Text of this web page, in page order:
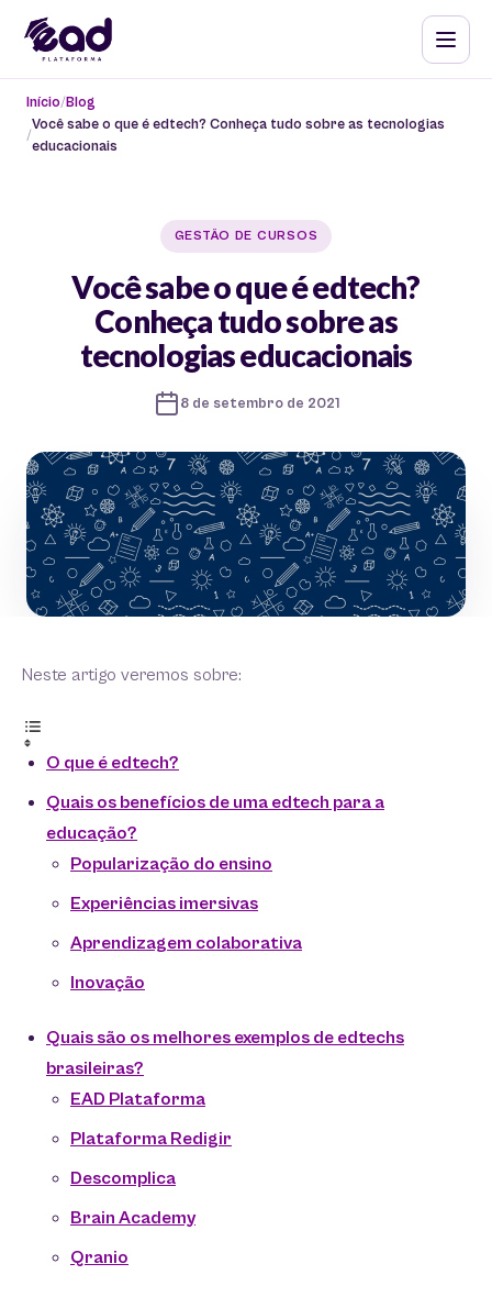
Início Blog
Você sabe o que é edtech? Conheça tudo sobre as tecnologias
educacionais
GESTÃO DE CURSOS
Você sabe o que é edtech?
Conheça tudo sobre as
tecnologias educacionais
8 de setembro de 2021
Neste artigo veremos sobre:
O que é edtech?
Quais os benefícios de uma edtech para a
educação?
Popularização do ensino
Experiências imersivas
Aprendizagem colaborativa
Inovação
Quais são os melhores exemplos de edtechs
brasileiras?
EAD Plataforma
Plataforma Redigir
Descomplica
Brain Academy
Qranio